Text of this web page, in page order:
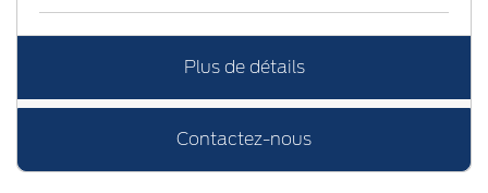
Plus de détails
Contactez-nous